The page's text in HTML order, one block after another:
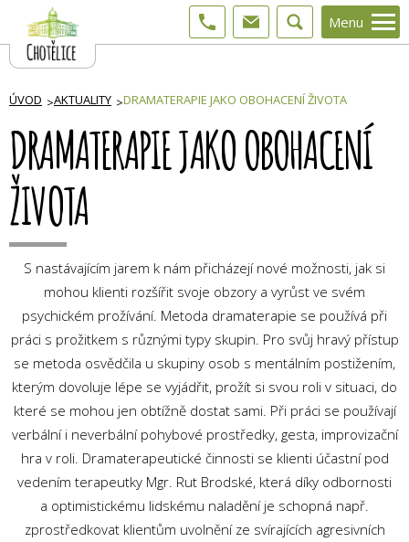
Menu
ÚVOD AKTUALITY DRAMATERAPIE JAKO OBOHACENÍ ŽIVOTA
DRAMATERAPIE JAKO OBOHACENÍ
ŽIVOTA
S nastávajícím jarem k nám přicházejí nové možnosti, jak si
mohou klienti rozšířit svoje obzory a vyrůst ve svém
psychickém prožívání. Metoda dramaterapie se používá při
práci s prožitkem s různými typy skupin. Pro svůj hravý přístup
se metoda osvědčila u skupiny osob s mentálním postižením,
kterým dovoluje lépe se vyjádřit, prožít si svou roli v situaci, do
které se mohou jen obtížně dostat sami. Při práci se používají
verbální i neverbální pohybové prostředky, gesta, improvizační
hra v roli. Dramaterapeutické činnosti se klienti účastní pod
vedením terapeutky Mgr. Rut Brodské, která díky odbornosti
a optimistickému lidskému naladění je schopná např.
zprostředkovat klientům uvolnění ze svírajících agresivních